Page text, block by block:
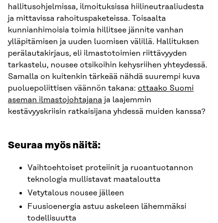
hallitusohjelmissa, ilmoituksissa hiilineutraaliudesta
ja mittavissa rahoituspaketeissa. Toisaalta
kunnianhimoisia toimia hillitsee jännite vanhan
ylläpitämisen ja uuden luomisen välillä. Hallituksen
perälautakirjaus, eli ilmastotoimien riittävyyden
tarkastelu, nousee otsikoihin kehysriihen yhteydessä.
Samalla on kuitenkin tärkeää nähdä suurempi kuva
puoluepoliittisen väännön takana: ottaako Suomi
aseman ilmastojohtajana ja laajemmin
kestävyyskriisin ratkaisijana yhdessä muiden kanssa?
Seuraa myös näitä:
Vaihtoehtoiset proteiinit ja ruoantuotannon
teknologia mullistavat maataloutta
Vetytalous nousee jälleen
Fuusioenergia astuu askeleen lähemmäksi
todellisuutta